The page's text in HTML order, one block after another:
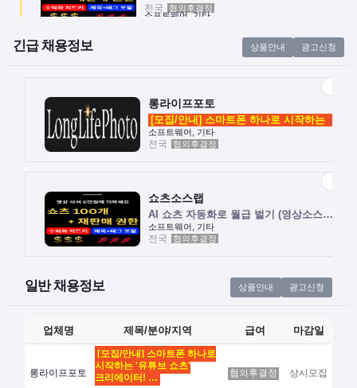
소프트웨어, 기타
전국 협의후결정
[모집/안내] 스마트폰 하나로 시작하는 …
소프트웨어, 기타
쇼츠소스랩
긴급 채용정보 상품안내 광고신청
롱라이프포토
[모집/안내] 스마트폰 하나로 시작하는 …
소프트웨어, 기타
전국
협의후결정
쇼츠소스랩
AI 쇼츠 자동화로 월급 벌기 (영상소스…
소프트웨어, 기타
전국
협의후결정
일반 채용정보 상품안내 광고신청
업체명 제목/분야/지역 급여 마감일
롱라이프포토
[모집/안내] 스마트폰 하나로
시작하는 '유튜브 쇼츠'
크리에이터! …
협의후결정 상시모집